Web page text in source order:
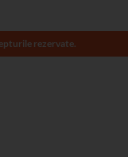
rezervate.